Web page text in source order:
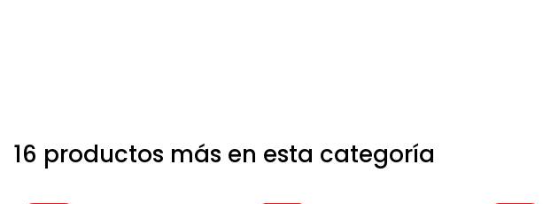
16 productos más en esta categoría